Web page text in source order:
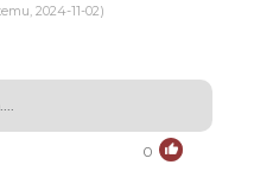
2024-11-02)
0